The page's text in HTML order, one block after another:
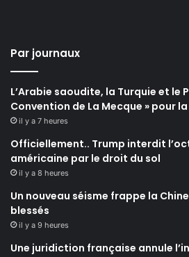
Par journaux
L’Arabie saoudite, la Turquie et le
Convention de La Mecque » pour
il y a 7 heures
Officiellement.. Trump interdit
américaine par le droit du sol
il y a 8 heures
Un nouveau séisme frappe la
blessés
il y a 9 heures
Une juridiction française annule